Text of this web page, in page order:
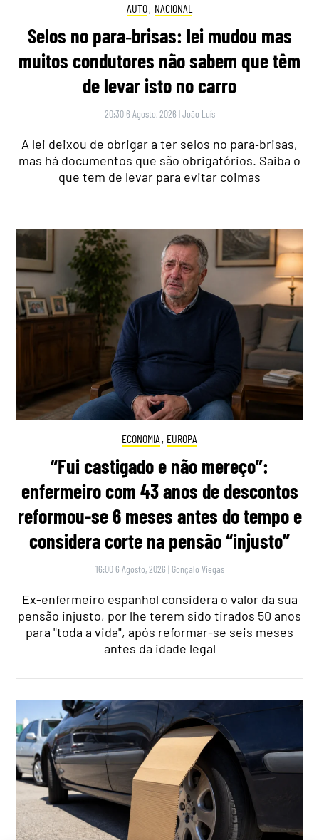
AUTO, NACIONAL
Selos no para‑brisas: lei mudou mas
muitos condutores não sabem que têm
de levar isto no carro
20:30 6 Agosto, 2026 |João Luís
A lei deixou de obrigar a ter selos no para‑brisas,
mas há documentos que são obrigatórios. Saiba o
que tem de levar para evitar coimas
ECONOMIA , EUROPA
“Fui castigado e não mereço”:
enfermeiro com 43 anos de descontos
reformou-se 6 meses antes do tempo e
considera corte na pensão “injusto”
16:00 6 Agosto, 2026 | Gonçalo Viegas
Ex-enfermeiro espanhol considera o valor da sua
pensão injusto, por lhe terem sido tirados 50 anos
para "toda a vida", após reformar-se seis meses
antes da idade legal